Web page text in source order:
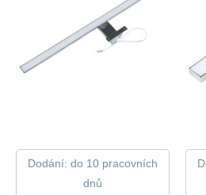
Dodání: do 10 pracovních
dnů